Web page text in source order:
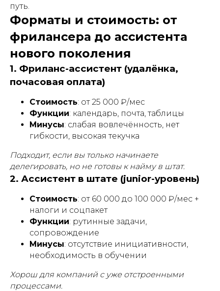
путь.
Форматы и стоимость: от
фрилансера до ассистента
нового поколения
1. Фриланс-ассистент (удалёнка,
почасовая оплата)
Стоимость: от 25 000 ₽/мес
Функции: календарь, почта, таблицы
Минусы: слабая вовлечённость, нет
гибкости, высокая текучка
Подходит, если вы только начинаете
делегировать, но не готовы к найму в штат.
2. Ассистент в штате (junior-уровень)
Стоимость: от 60 000 до 100 000 ₽/мес +
налоги и соцпакет
Функции: рутинные задачи,
сопровождение
Минусы: отсутствие инициативности,
необходимость в обучении
Хорош для компаний с уже отстроенными
процессами.